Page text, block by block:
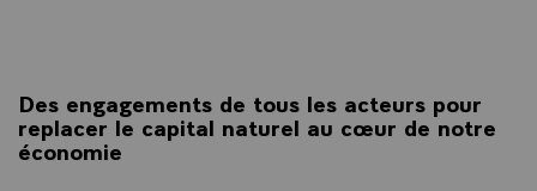
Des engagements de tous les acteurs pour
replacer le capital naturel au cœur de notre
économie